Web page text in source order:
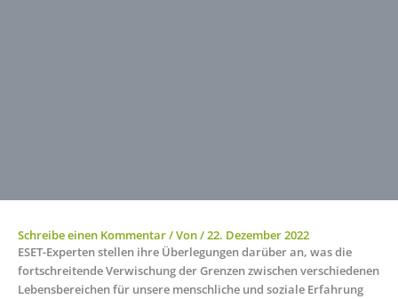
Schreibe einen Kommentar/ Von/22. Dezember 2022
ESET-Experten stellen ihre Überlegungen darüber an, was die
fortschreitende Verwischung der Grenzen zwischen verschiedenen
Lebensbereichen für unsere menschliche und soziale Erfahrung